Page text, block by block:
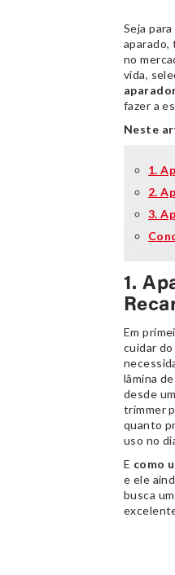
Seja
aparado,
no
vida,
fazer a
Neste
1.
2.
3.
1.
Em
cuidar
lâmina
desde
trimmer
quanto
uso no
E como
e ele
busca um